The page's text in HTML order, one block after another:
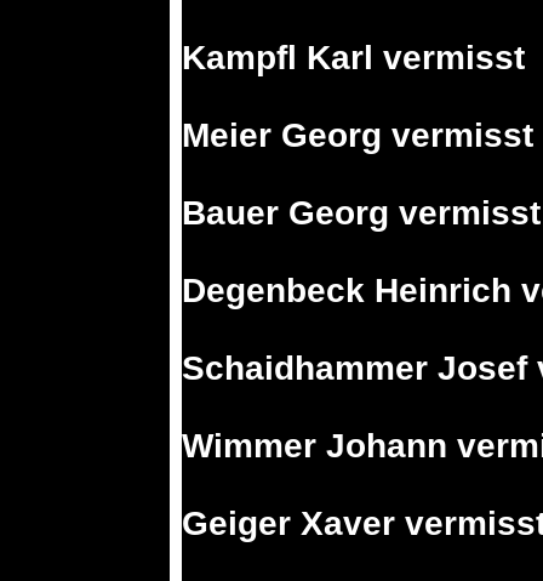
Kampfl Karl vermisst
Meier Georg vermisst
Bauer Georg vermisst
Degenbeck Heinrich
Schaidhammer Josef
Wimmer Johann
Geiger Xaver